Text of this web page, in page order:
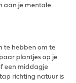
te hebben om te
plantjes op je
een middagje
richting natuur is